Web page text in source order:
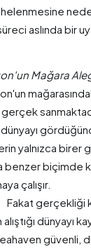
aslında bir
Mağara
dünyayı
yalnızca birer
benzer biçimde
dünyayı
güvenli,